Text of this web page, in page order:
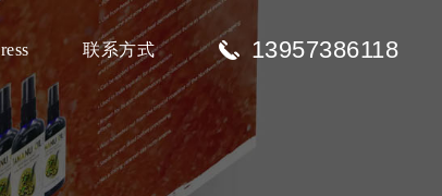
联系方式 13957386118